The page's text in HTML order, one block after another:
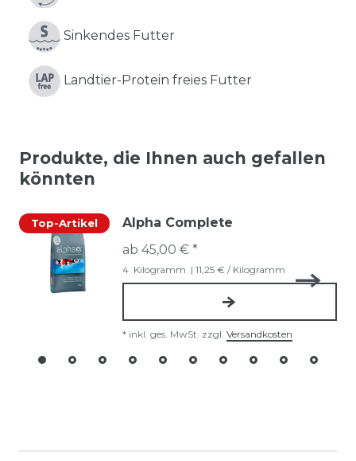
Sinkendes Futter
Landtier-Protein freies Futter
Produkte, die Ihnen auch gefallen
könnten
Top-Artikel
Alpha Complete
ab 45,00 € *
4 Kilogramm | 11,25 € / Kilogramm
* inkl. ges. MwSt. zzgl. Versandkosten